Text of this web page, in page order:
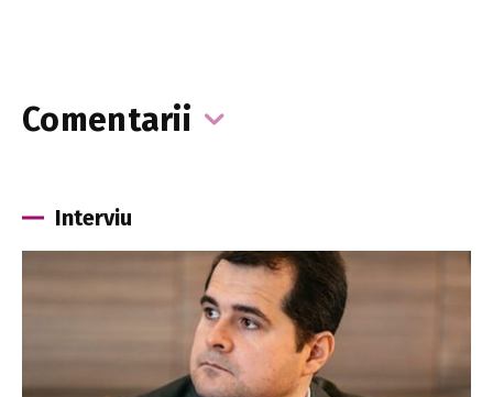
Comentarii
Interviu